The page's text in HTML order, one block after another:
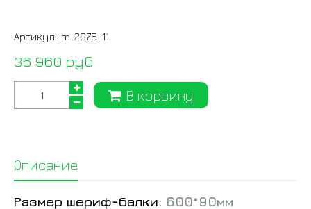
Артикул: im-2875-11
36 960 руб
В корзину
Описание
Размер шериф-балки: 600*90мм